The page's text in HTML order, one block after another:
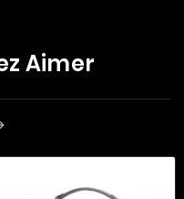
Aimer